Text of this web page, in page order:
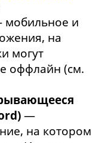
и
на
могут
оффлайн (см.
—
на котором